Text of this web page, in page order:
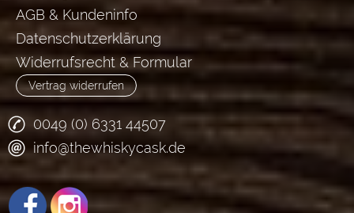
AGB & Kundeninfo
Datenschutzerklärung
Widerrufsrecht & Formular
Vertrag widerrufen
0049 (0) 6331 44507
info@thewhiskycask.de